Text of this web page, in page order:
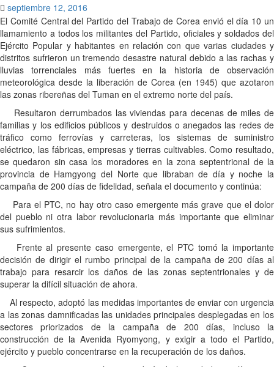
septiembre 12, 2016
El Comité Central del Partido del Trabajo de Corea envió el día 10 un
llamamiento a todos los militantes del Partido, oficiales y soldados del
Ejército Popular y habitantes en relación con que varias ciudades y
distritos sufrieron un tremendo desastre natural debido a las rachas y
lluvias torrenciales más fuertes en la historia de observación
meteorológica desde la liberación de Corea (en 1945) que azotaron
las zonas ribereñas del Tuman en el extremo norte del país.
Resultaron derrumbados las viviendas para decenas de miles de
familias y los edificios públicos y destruidos o anegados las redes de
tráfico como ferrovías y carreteras, los sistemas de suministro
eléctrico, las fábricas, empresas y tierras cultivables. Como resultado,
se quedaron sin casa los moradores en la zona septentrional de la
provincia de Hamgyong del Norte que libraban de día y noche la
campaña de 200 días de fidelidad, señala el documento y continúa:
Para el PTC, no hay otro caso emergente más grave que el dolor
del pueblo ni otra labor revolucionaria más importante que eliminar
sus sufrimientos.
Frente al presente caso emergente, el PTC tomó la importante
decisión de dirigir el rumbo principal de la campaña de 200 días al
trabajo para resarcir los daños de las zonas septentrionales y de
superar la difícil situación de ahora.
Al respecto, adoptó las medidas importantes de enviar con urgencia
a las zonas damnificadas las unidades principales desplegadas en los
sectores priorizados de la campaña de 200 días, incluso la
construcción de la Avenida Ryomyong, y exigir a todo el Partido,
ejército y pueblo concentrarse en la recuperación de los daños.